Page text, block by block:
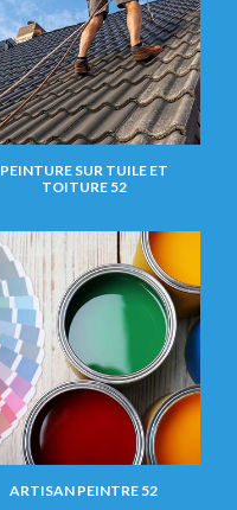
PEINTURE SUR TUILE ET
TOITURE 52
ARTISAN PEINTRE 52